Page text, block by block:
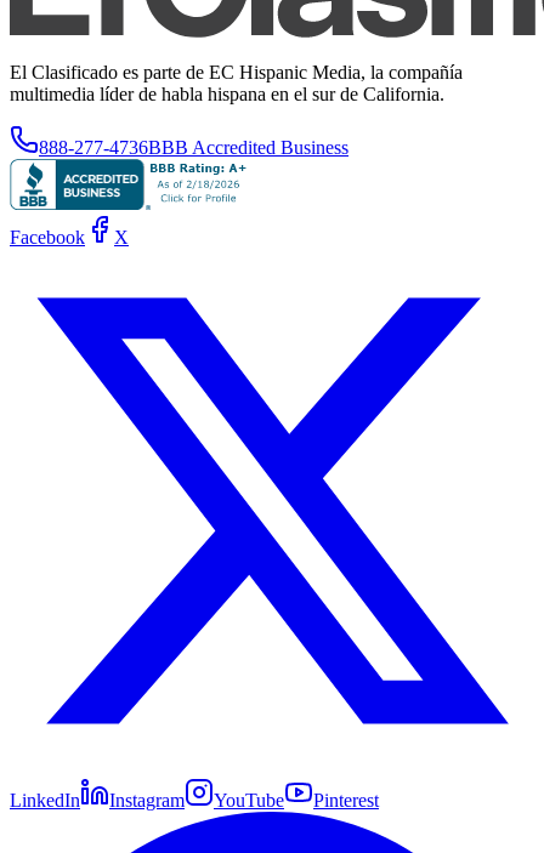
El Clasificado es parte de EC Hispanic Media, la compañía
multimedia líder de habla hispana en el sur de California.
888-277-4736BBB Accredited Business
Facebook X
LinkedIn Instagram YouTube Pinterest